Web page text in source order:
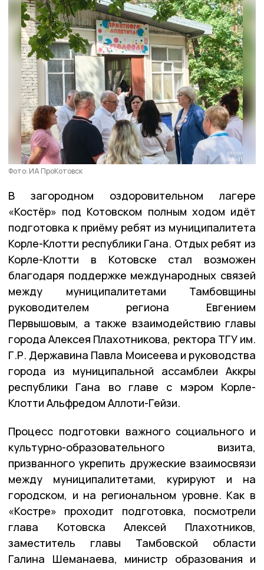
Фото: ИА ПроКотовск
В загородном оздоровительном лагере
«Костёр» под Котовском полным ходом идёт
подготовка к приёму ребят из муниципалитета
Корле-Клотти республики Гана. Отдых ребят из
Корле-Клотти в Котовске стал возможен
благодаря поддержке международных связей
между муниципалитетами Тамбовщины
руководителем региона Евгением
Первышовым, а также взаимодействию главы
города Алексея Плахотникова, ректора ТГУ им.
Г.Р. Державина Павла Моисеева и руководства
города из муниципальной ассамблеи Аккры
республики Гана во главе с мэром Корле-
Клотти Альфредом Аллоти-Гейзи.
Процесс подготовки важного социального и
культурно-образовательного визита,
призванного укрепить дружеские взаимосвязи
между муниципалитетами, курируют и на
городском, и на региональном уровне. Как в
«Костре» проходит подготовка, посмотрели
глава Котовска Алексей Плахотников,
заместитель главы Тамбовской области
Галина Шеманаева, министр образования и